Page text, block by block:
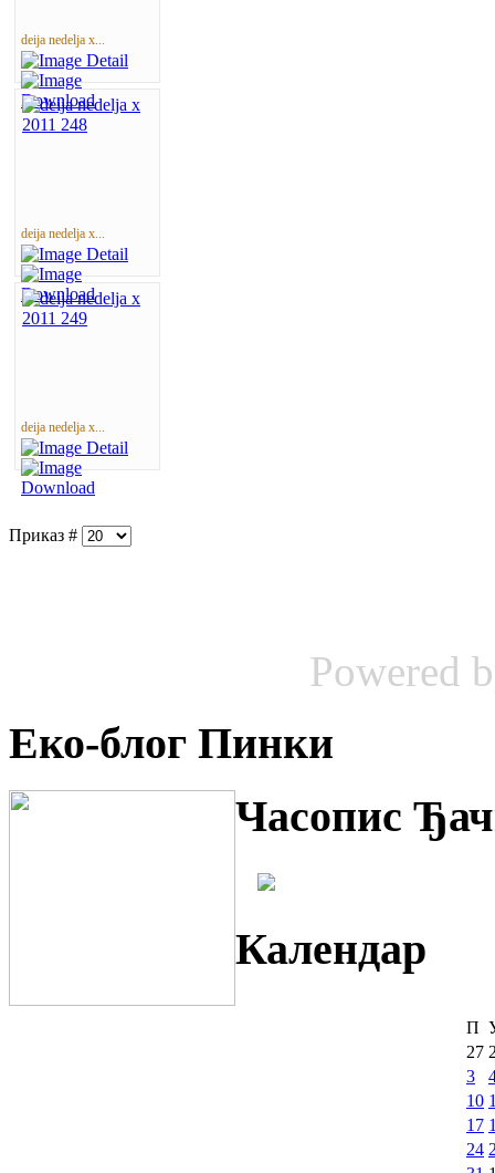
deija nedelja x...
deija nedelja x...
deija nedelja x...
Приказ #
Powered
Еко-блог Пинки
Часопис
Календар
П
27
3
10
17
24